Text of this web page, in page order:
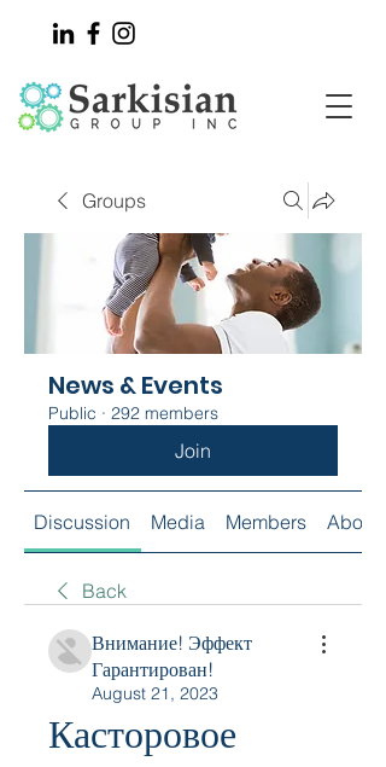
Groups
News & Events
Public · 292 members
Join
Discussion Media Members About
Back
Внимание! Эффект
Гарантирован!
August 21, 2023
Касторовое